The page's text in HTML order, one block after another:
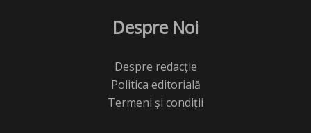
Despre Noi
Despre redacție
Politica editorială
Termeni și condiții